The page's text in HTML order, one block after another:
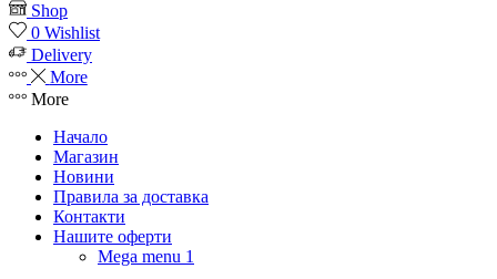
Shop
0 Wishlist
Delivery
More
More
Начало
Магазин
Новини
Правила за доставка
Контакти
Нашите оферти
Mega menu 1